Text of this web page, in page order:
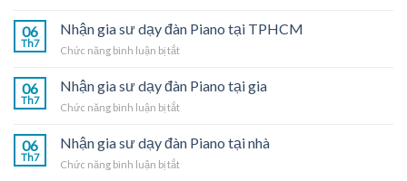
dạy
đàn
tại
06
Th7
Nhận gia sư dạy đàn Piano tại TPHCM
Chức năng bình luận bị tắtở
gia
sư
dạy
Piano
TPHCM
06
Th7
Nhận gia sư dạy đàn Piano tại gia
Chức năng bình luận bị tắtở
gia
sư
dạy
06
Th7
Nhận gia sư dạy đàn Piano tại nhà
Chức năng bình luận bị tắtở